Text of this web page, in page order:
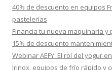
r
40% de descuento en equipos
pastelerías
Financia tu nueva maquinaria
15% de descuento
Webinar AEFY: El rol del yogur
Irinox, equipos de frío rápido y